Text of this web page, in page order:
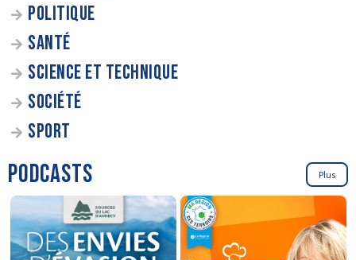
POLITIQUE
SANTÉ
SCIENCE ET TECHNIQUE
SOCIÉTÉ
SPORT
PODCASTS Plus